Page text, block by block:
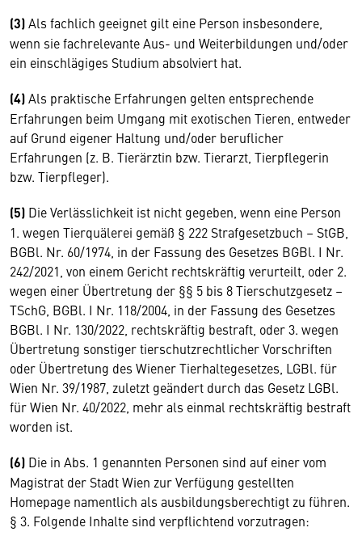
(3)Als fachlich geeignet gilt eine Person insbesondere,
wenn sie fachrelevante Aus- und Weiterbildungen und/oder
ein einschlägiges Studium absolviert hat.
(4)Als praktische Erfahrungen gelten entsprechende
Erfahrungen beim Umgang mit exotischen Tieren, entweder
auf Grund eigener Haltung und/oder beruflicher
Erfahrungen (z. B. Tierärztin bzw. Tierarzt, Tierpflegerin
bzw. Tierpfleger).
(5) Die Verlässlichkeit ist nicht gegeben, wenn eine Person
1. wegen Tierquälerei gemäß § 222 Strafgesetzbuch – StGB,
BGBl. Nr. 60/1974, in der Fassung des Gesetzes BGBl. I Nr.
242/2021, von einem Gericht rechtskräftig verurteilt, oder 2.
wegen einer Übertretung der §§ 5 bis 8 Tierschutzgesetz –
TSchG, BGBl. I Nr. 118/2004, in der Fassung des Gesetzes
BGBl. I Nr. 130/2022, rechtskräftig bestraft, oder 3. wegen
Übertretung sonstiger tierschutzrechtlicher Vorschriften
oder Übertretung des Wiener Tierhaltegesetzes, LGBl. für
Wien Nr. 39/1987, zuletzt geändert durch das Gesetz LGBl.
für Wien Nr. 40/2022, mehr als einmal rechtskräftig bestraft
worden ist.
(6) Die in Abs. 1 genannten Personen sind auf einer vom
Magistrat der Stadt Wien zur Verfügung gestellten
Homepage namentlich als ausbildungsberechtigt zu führen.
§ 3. Folgende Inhalte sind verpflichtend vorzutragen: